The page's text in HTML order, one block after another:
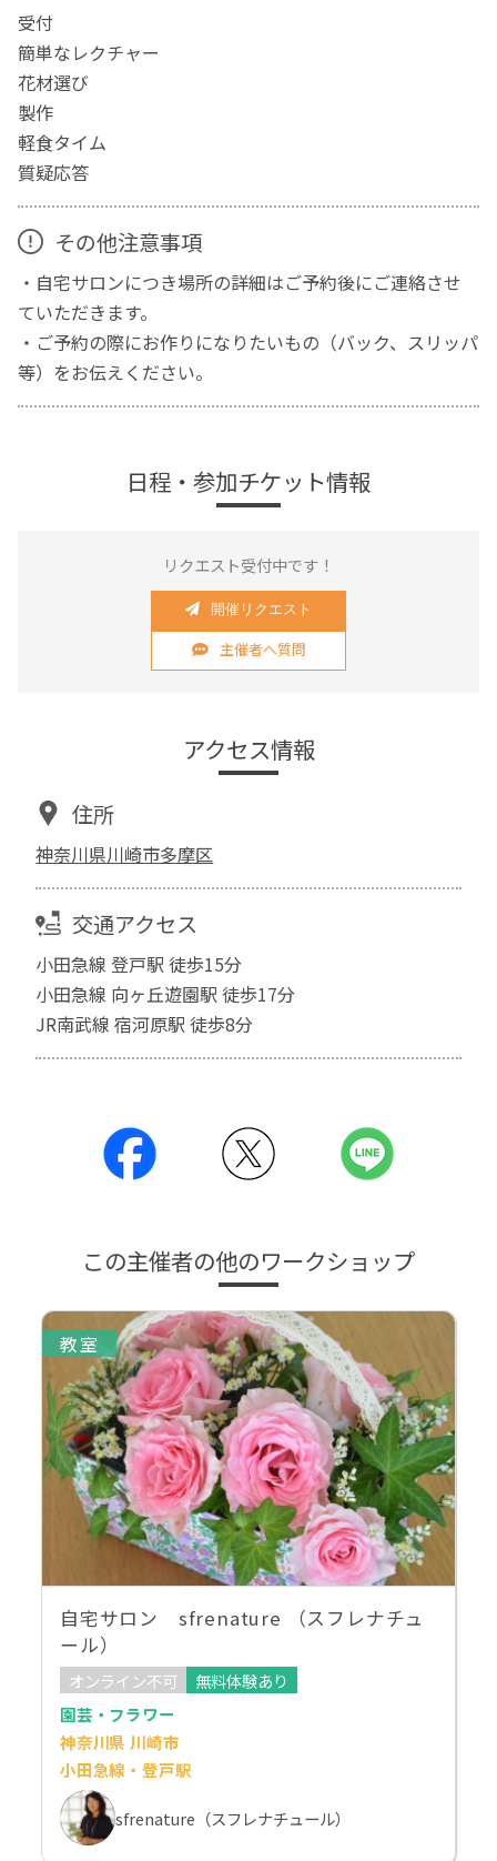
受付
簡単なレクチャー
花材選び
製作
軽食タイム
質疑応答
その他注意事項
・自宅サロンにつき場所の詳細はご予約後にご連絡させ
ていただきます。
・ご予約の際にお作りになりたいもの（バック、スリッパ
等）をお伝えください。
日程・参加チケット情報
リクエスト受付中です！
開催リクエスト
主催者へ質問
アクセス情報
住所
神奈川県川崎市多摩区
交通アクセス
小田急線 登戸駅 徒歩15分
小田急線 向ヶ丘遊園駅 徒歩17分
JR南武線 宿河原駅 徒歩8分
この主催者の他のワークショップ
教室
自宅サロン sfrenature （スフレナチュ
ール）
オンライン不可
無料体験あり
園芸・フラワー
神奈川県 川崎市
小田急線・登戸駅
sfrenature（スフレナチュール）